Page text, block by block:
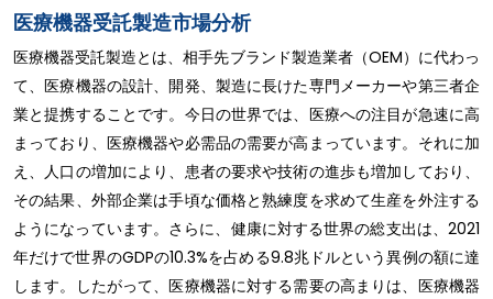
医療機器受託製造市場分析
医療機器受託製造とは、相手先ブランド製造業者（OEM）に代わっ
て、医療機器の設計、開発、製造に長けた専門メーカーや第三者企
業と提携することです。今日の世界では、医療への注目が急速に高
まっており、医療機器や必需品の需要が高まっています。それに加
え、人口の増加により、患者の要求や技術の進歩も増加しており、
その結果、外部企業は手頃な価格と熟練度を求めて生産を外注する
ようになっています。さらに、健康に対する世界の総支出は、2021
年だけで世界のGDPの10.3%を占める9.8兆ドルという異例の額に達
します。したがって、医療機器に対する需要の高まりは、医療機器